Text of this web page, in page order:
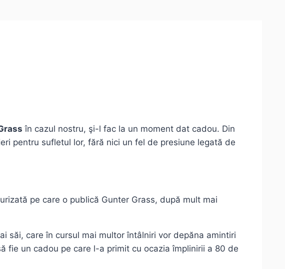
în cazul nostru, şi-l fac la un moment dat cadou. Din
pentru sufletul lor, fără nici un fel de presiune legată de
pe care o publică Gunter Grass, după mult mai
săi, care în cursul mai multor întâlniri vor depăna amintiri
fie un cadou pe care l-a primit cu ocazia împlinirii a 80 de